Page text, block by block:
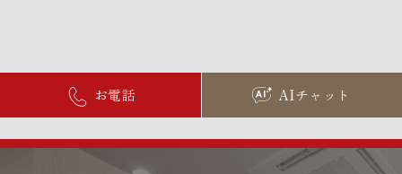
お電話 AIチャット